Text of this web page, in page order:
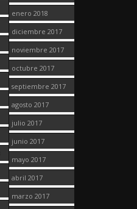
enero 2018
diciembre 2017
noviembre 2017
octubre 2017
septiembre 2017
agosto 2017
julio 2017
junio 2017
mayo 2017
abril 2017
marzo 2017